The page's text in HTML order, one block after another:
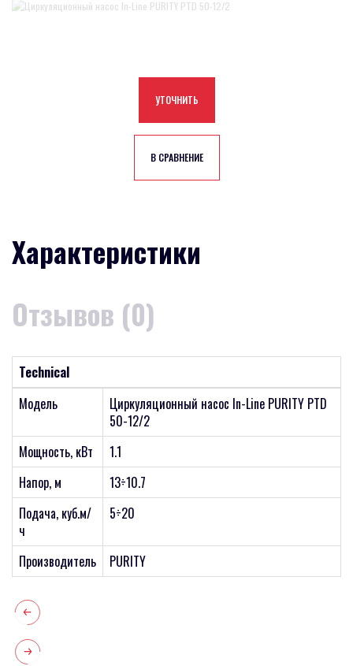
УТОЧНИТЬ
В СРАВНЕНИЕ
Характеристики
Отзывов (0)
Technical
Модель
Циркуляционный насос In-Line PURITY PTD
50-12/2
Мощность, кВт
1.1
Напор, м
13÷10.7
Подача, куб.м/
ч
5÷20
Производитель PURITY